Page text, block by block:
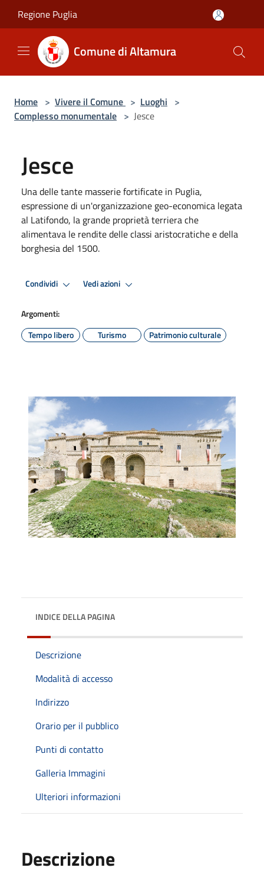
Regione Puglia
Comune di Altamura
Home > Vivere il Comune > Luoghi >
Complesso monumentale > Jesce
Jesce
Una delle tante masserie fortificate in Puglia,
espressione di un'organizzazione geo-economica legata
al Latifondo, la grande proprietà terriera che
alimentava le rendite delle classi aristocratiche e della
borghesia del 1500.
Condividi Vedi azioni
Argomenti:
Tempo libero
Turismo Patrimonio culturale
INDICE DELLA PAGINA
Descrizione
Modalità di accesso
Indirizzo
Orario per il pubblico
Punti di contatto
Galleria Immagini
Ulteriori informazioni
Descrizione